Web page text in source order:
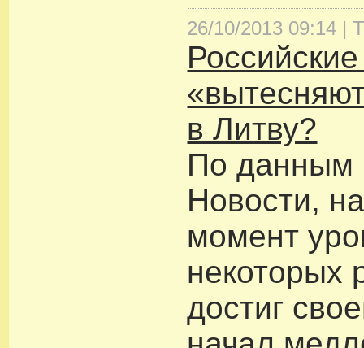
26/10/2013 09:14 |
в Литву?
По
Новости,
момент
некоторых
достиг